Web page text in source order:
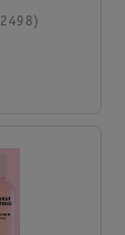
2498